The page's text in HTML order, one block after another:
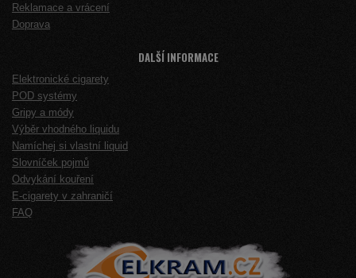
Reklamace a vrácení
Doprava
DALŠÍ INFORMACE
Elektronické cigarety
POD systémy
Gripy a módy
Výběr vhodného liquidu
Namíchej si vlastní liquid
Slovníček pojmů
Odvykání kouření
E-cigarety v zahraničí
FAQ